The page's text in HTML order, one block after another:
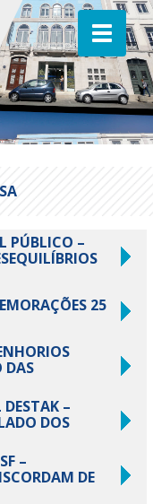
PÚBLICO –
25
DAS
–
DOS
–
DE